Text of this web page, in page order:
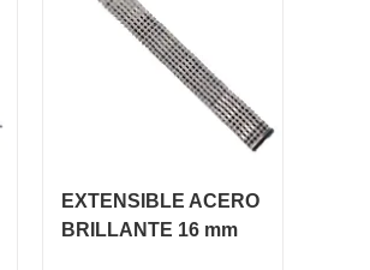
EXTENSIBLE ACERO
BRILLANTE 16 mm